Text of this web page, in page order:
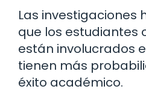
Las investigaciones
que los estudiantes
están involucrados
tienen más
éxito académico.